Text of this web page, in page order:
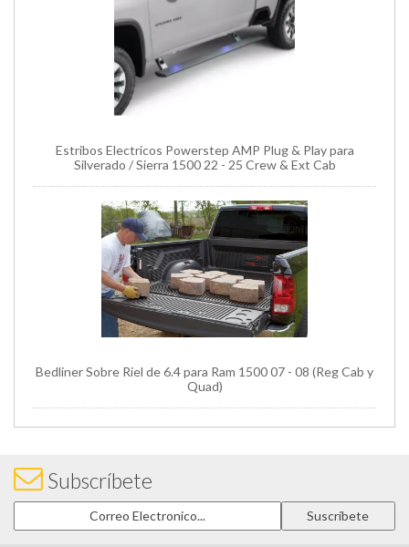
Estribos Electricos Powerstep AMP Plug & Play para
Silverado / Sierra 1500 22 - 25 Crew & Ext Cab
Bedliner Sobre Riel de 6.4 para Ram 1500 07 - 08 (Reg Cab y
Quad)
Subscríbete